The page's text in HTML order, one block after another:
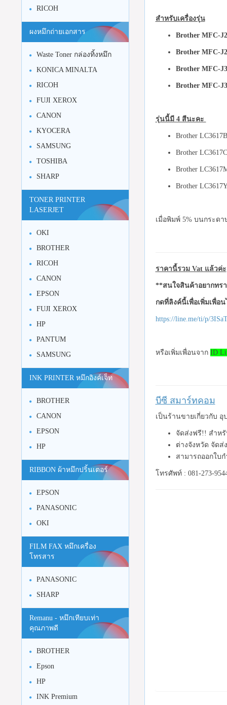
สำหรับเครื่องรุ่น
Brother MFC-
Brother MFC-
Brother MFC-
Brother MFC-
รุ่นนี้มี 4 สีนะคะ
Brother
Brother
Brother
Brother
เมื่อพิมพ์ 5% บนกระด
ราคานี้รวม Vat แล้วค่ะ
**สนใจสินค้าอยากทร
กดที่ลิงค์นี้เพื่อเพิ่มเพื่อ
https://line.me/ti/p/
หรือเพิ่มเพื่อนจาก ID
บีซี สมาร์ทคอม
เป็นร้านขายเกี่ยวกับ
จัดส่งฟรี!! สำห
ต่างจังหวัด จัดส่
สามารถออกใบ
โทรศัพท์ : 081-273-
RICOH
ผงหมึกถ่ายเอกสาร
Waste Toner กล่องทิ้งหมึก
KONICA MINALTA
RICOH
FUJI XEROX
CANON
KYOCERA
SAMSUNG
TOSHIBA
SHARP
TONER PRINTER
LASERJET
OKI
BROTHER
RICOH
CANON
EPSON
FUJI XEROX
HP
PANTUM
SAMSUNG
INK PRINTER หมึกอิงค์เจ็ท
BROTHER
CANON
EPSON
HP
RIBBON ผ้าหมึกปริ้นเตอร์
EPSON
PANASONIC
OKI
FILM FAX หมึกเครื่อง
โทรสาร
PANASONIC
SHARP
Remanu - หมึกเทียบเท่า
คุณภาพดี
BROTHER
Epson
HP
INK Premium